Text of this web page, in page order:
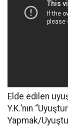
Elde edilen
Y.K.’nın
Yapmak/